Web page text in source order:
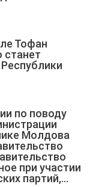
Тофан
станет
по поводу
Молдова
при участии
партий,…